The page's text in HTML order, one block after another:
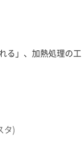
る」、加熱処理の工
タ)